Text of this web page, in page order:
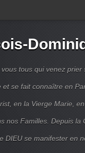
tous qui venez prier
et se fait connaître en
en la Vierge Marie,
nos Familles. Depuis la
DIEU se manifester en